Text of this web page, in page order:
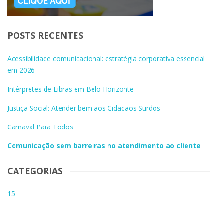
POSTS RECENTES
Acessibilidade comunicacional: estratégia corporativa essencial
em 2026
Intérpretes de Libras em Belo Horizonte
Justiça Social: Atender bem aos Cidadãos Surdos
Carnaval Para Todos
Comunicação sem barreiras no atendimento ao cliente
CATEGORIAS
15